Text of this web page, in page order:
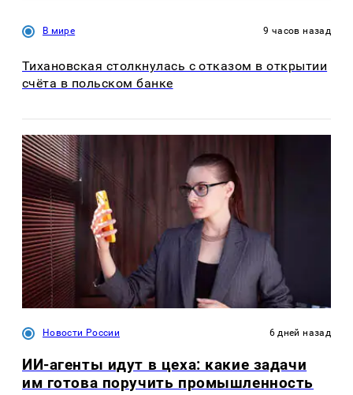
В мире 9 часов назад
Тихановская столкнулась с отказом в открытии
счёта в польском банке
Новости России 6 дней назад
ИИ-агенты идут в цеха: какие задачи
им готова поручить промышленность